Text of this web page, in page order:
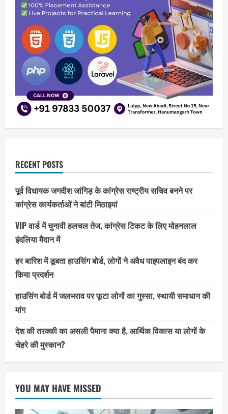
RECENT POSTS
पूर्व विधायक जगदीश जांगिड़ के कांग्रेस राष्ट्रीय सचिव बनने पर
कांग्रेस कार्यकर्ताओं ने बांटी मिठाइयां
VIP वार्ड में चुनावी हलचल तेज, कांग्रेस टिकट के लिए मोहनलाल
इंदलिया मैदान में
हर बारिश में डूबता हाउसिंग बोर्ड, लोगों ने अवैध पाइपलाइन बंद कर
किया प्रदर्शन
हाउसिंग बोर्ड में जलभराव पर फूटा लोगों का गुस्सा, स्थायी समाधान की
मांग
देश की तरक्की का असली पैमाना क्या है, आर्थिक विकास या लोगों के
चेहरे की मुस्कान?
YOU MAY HAVE MISSED